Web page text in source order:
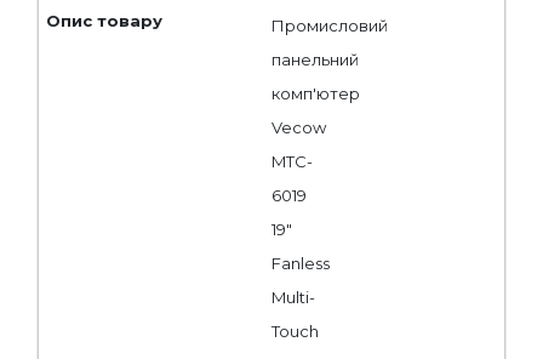
Промисловий
панельний
комп'ютер
Vecow
MTC-
6019
19"
Fanless
Multi-
Touch